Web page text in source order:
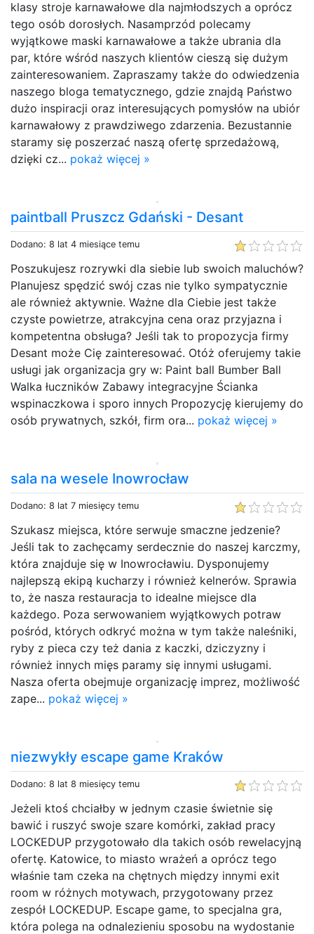
klasy stroje karnawałowe dla najmłodszych a oprócz
tego osób dorosłych. Nasamprzód polecamy
wyjątkowe maski karnawałowe a także ubrania dla
par, które wśród naszych klientów cieszą się dużym
zainteresowaniem. Zapraszamy także do odwiedzenia
naszego bloga tematycznego, gdzie znajdą Państwo
dużo inspiracji oraz interesujących pomysłów na ubiór
karnawałowy z prawdziwego zdarzenia. Bezustannie
staramy się poszerzać naszą ofertę sprzedażową,
dzięki cz... pokaż więcej »
paintball Pruszcz Gdański - Desant
Dodano: 8 lat 4 miesiące temu
Poszukujesz rozrywki dla siebie lub swoich maluchów?
Planujesz spędzić swój czas nie tylko sympatycznie
ale również aktywnie. Ważne dla Ciebie jest także
czyste powietrze, atrakcyjna cena oraz przyjazna i
kompetentna obsługa? Jeśli tak to propozycja firmy
Desant może Cię zainteresować. Otóż oferujemy takie
usługi jak organizacja gry w: Paint ball Bumber Ball
Walka łuczników Zabawy integracyjne Ścianka
wspinaczkowa i sporo innych Propozycję kierujemy do
osób prywatnych, szkół, firm ora... pokaż więcej »
sala na wesele Inowrocław
Dodano: 8 lat 7 miesięcy temu
Szukasz miejsca, które serwuje smaczne jedzenie?
Jeśli tak to zachęcamy serdecznie do naszej karczmy,
która znajduje się w Inowrocławiu. Dysponujemy
najlepszą ekipą kucharzy i również kelnerów. Sprawia
to, że nasza restauracja to idealne miejsce dla
każdego. Poza serwowaniem wyjątkowych potraw
pośród, których odkryć można w tym także naleśniki,
ryby z pieca czy też dania z kaczki, dziczyzny i
również innych mięs paramy się innymi usługami.
Nasza oferta obejmuje organizację imprez, możliwość
zape... pokaż więcej »
niezwykły escape game Kraków
Dodano: 8 lat 8 miesięcy temu
Jeżeli ktoś chciałby w jednym czasie świetnie się
bawić i ruszyć swoje szare komórki, zakład pracy
LOCKEDUP przygotowało dla takich osób rewelacyjną
ofertę. Katowice, to miasto wrażeń a oprócz tego
właśnie tam czeka na chętnych między innymi exit
room w różnych motywach, przygotowany przez
zespół LOCKEDUP. Escape game, to specjalna gra,
która polega na odnalezieniu sposobu na wydostanie